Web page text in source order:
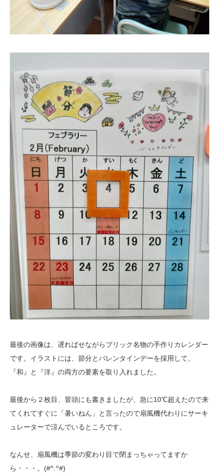
最後の画像は、遅ればせながらブリック名物の手作りカレンダー
です。イラストには、節分とバレンタインデーを採用して、
『和』と『洋』の両方の要素を取り入れました。
最後から２枚目、冒頭にも書きましたが、急に10℃超えたので来
てくれてすぐに「暑いねん」と言ったので扇風機代わりにサーキ
ュレーターで涼んでいるところです。
なんせ、扇風機は季節の変わり目で閉まっちゃってますか
ら・・・。(#^.^#)